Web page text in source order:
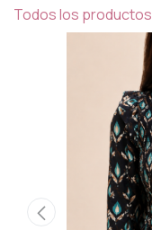
Todos los productos